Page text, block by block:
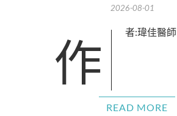
2026-08-01
作者:瑋佳醫師
READ MORE